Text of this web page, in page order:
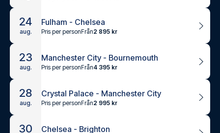
24
aug.
Fulham - Chelsea
Pris per personFrån2 895 kr
23
aug.
Manchester City - Bournemouth
Pris per personFrån4 395 kr
28
aug.
Crystal Palace - Manchester City
Pris per personFrån2 995 kr
30 Chelsea - Brighton